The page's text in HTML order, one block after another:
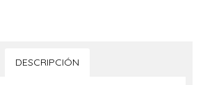
DESCRIPCIÓN